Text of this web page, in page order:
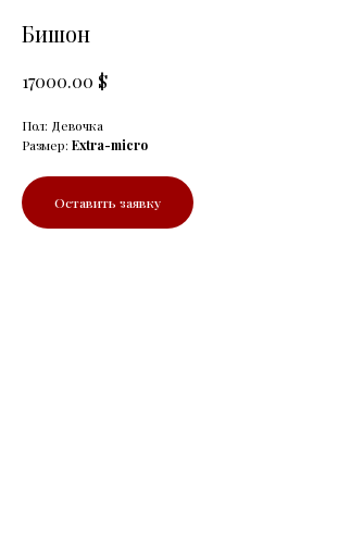
Бишон
17000.00 $
Пол: Девочка
Размер: Extra-micro
Оставить заявку